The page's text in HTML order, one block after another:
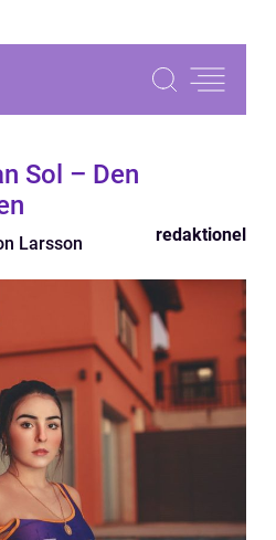
Sol – Den
Larsson redaktionel